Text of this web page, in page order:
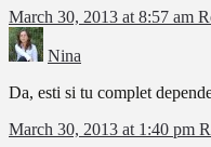
March 30, 2013 at 8:57 am
Nina
Da, esti si tu complet
March 30, 2013 at 1:40 pm